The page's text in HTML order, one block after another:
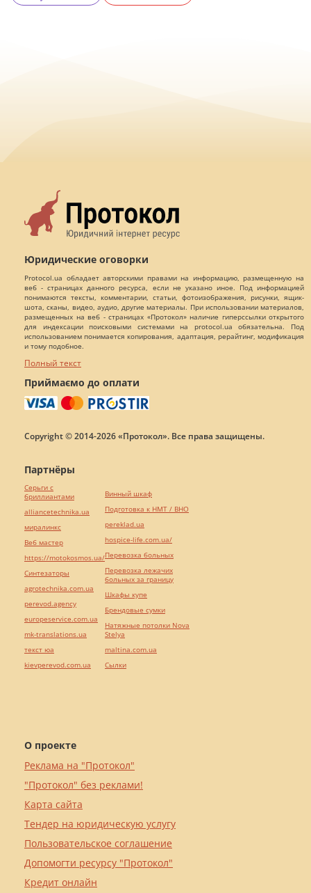
Юридические оговорки
Protocol.ua обладает авторскими правами на информацию, размещенную на
веб - страницах данного ресурса, если не указано иное. Под информацией
понимаются тексты, комментарии, статьи, фотоизображения, рисунки, ящик-
шота, сканы, видео, аудио, другие материалы. При использовании материалов,
размещенных на веб - страницах «Протокол» наличие гиперссылки открытого
для индексации поисковыми системами на protocol.ua обязательна. Под
использованием понимается копирования, адаптация, рерайтинг, модификация
и тому подобное.
Полный текст
Приймаємо до оплати
Copyright © 2014-2026 «Протокол». Все права защищены.
О проекте
Реклама на "Протокол"
"Протокол" без реклами!
Карта сайта
Тендер на юридическую услугу
Пользовательское соглашение
Допомогти ресурсу "Протокол"
Кредит онлайн
Партнёры
Серьги с
бриллиантами
alliancetechnika.ua
миралинкс
Веб мастер
https://motokosmos.ua/
Синтезаторы
agrotechnika.com.ua
perevod.agency
europeservice.com.ua
mk-translations.ua
текст юа
kievperevod.com.ua
Винный шкаф
Подготовка к НМТ / ВНО
pereklad.ua
hospice-life.com.ua/
Перевозка больных
Перевозка лежачих
больных за границу
Шкафы купе
Брендовые сумки
Натяжные потолки Nova
Stelya
maltina.com.ua
Cылки